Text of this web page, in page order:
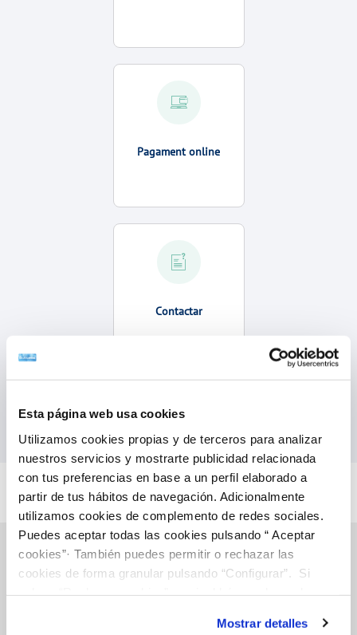
Esta página web usa cookies
Utilizamos cookies propias y de terceros para analizar
nuestros servicios y mostrarte publicidad relacionada
con tus preferencias en base a un perfil elaborado a
partir de tus hábitos de navegación. Adicionalmente
utilizamos cookies de complemento de redes sociales.
Puedes aceptar todas las cookies pulsando “ Aceptar
cookies”· También puedes permitir o rechazar las
cookies de forma granular pulsando “Configurar”. Si
son indispensables para que el sitio web funcione y que
Mostrar detalles
Pagament online
Contactar
Accedeix a totes les gestions
Gestions en Línia